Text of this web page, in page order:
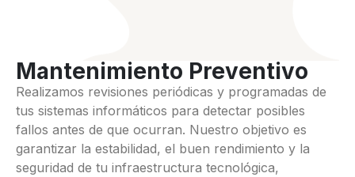
Mantenimiento Preventivo
Realizamos revisiones periódicas y programadas de
tus sistemas informáticos para detectar posibles
fallos antes de que ocurran. Nuestro objetivo es
garantizar la estabilidad, el buen rendimiento y la
seguridad de tu infraestructura tecnológica,